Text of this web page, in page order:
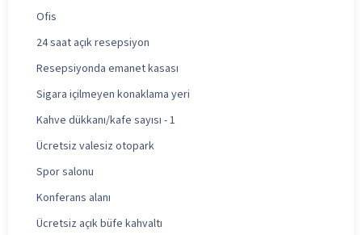
Ofis
24 saat açık resepsiyon
Resepsiyonda emanet kasası
Sigara içilmeyen konaklama yeri
Kahve dükkanı/kafe sayısı - 1
Ücretsiz valesiz otopark
Spor salonu
Konferans alanı
Ücretsiz açık büfe kahvaltı